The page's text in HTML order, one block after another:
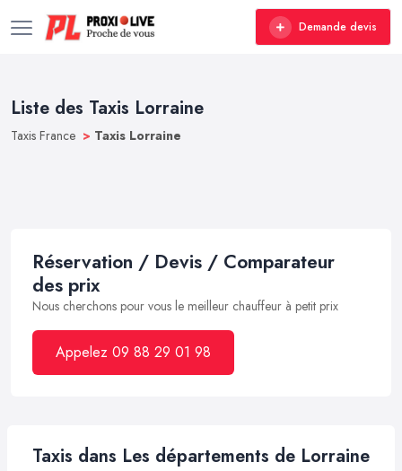
Demande devis
Liste des Taxis Lorraine
Taxis France > Taxis Lorraine
Réservation / Devis / Comparateur
des prix
Nous cherchons pour vous le meilleur chauffeur à petit prix
Appelez 09 88 29 01 98
Taxis dans Les départements de Lorraine